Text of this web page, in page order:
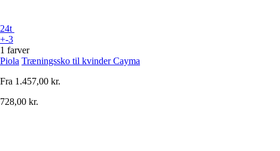
24t
+-3
1 farver
Piola Træningssko til kvinder Cayma
Fra 1.457,00 kr.
728,00 kr.